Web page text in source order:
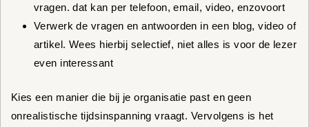
vragen. dat kan per telefoon, email, video, enzovoort
Verwerk de vragen en antwoorden in een blog, video of
artikel. Wees hierbij selectief, niet alles is voor de lezer
even interessant
Kies een manier die bij je organisatie past en geen
onrealistische tijdsinspanning vraagt. Vervolgens is het